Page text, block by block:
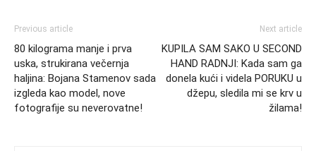
Previous article
80 kilograma manje i prva
uska, strukirana večernja
haljina: Bojana Stamenov sada
izgleda kao model, nove
fotografije su neverovatne!
Next article
KUPILA SAM SAKO U SECOND
HAND RADNJI: Kada sam ga
donela kući i videla PORUKU u
džepu, sledila mi se krv u
žilama!